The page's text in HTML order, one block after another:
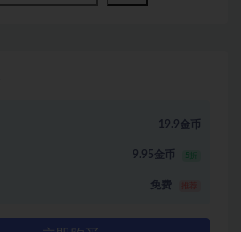
19.9金币
9.95金币 5折
免费